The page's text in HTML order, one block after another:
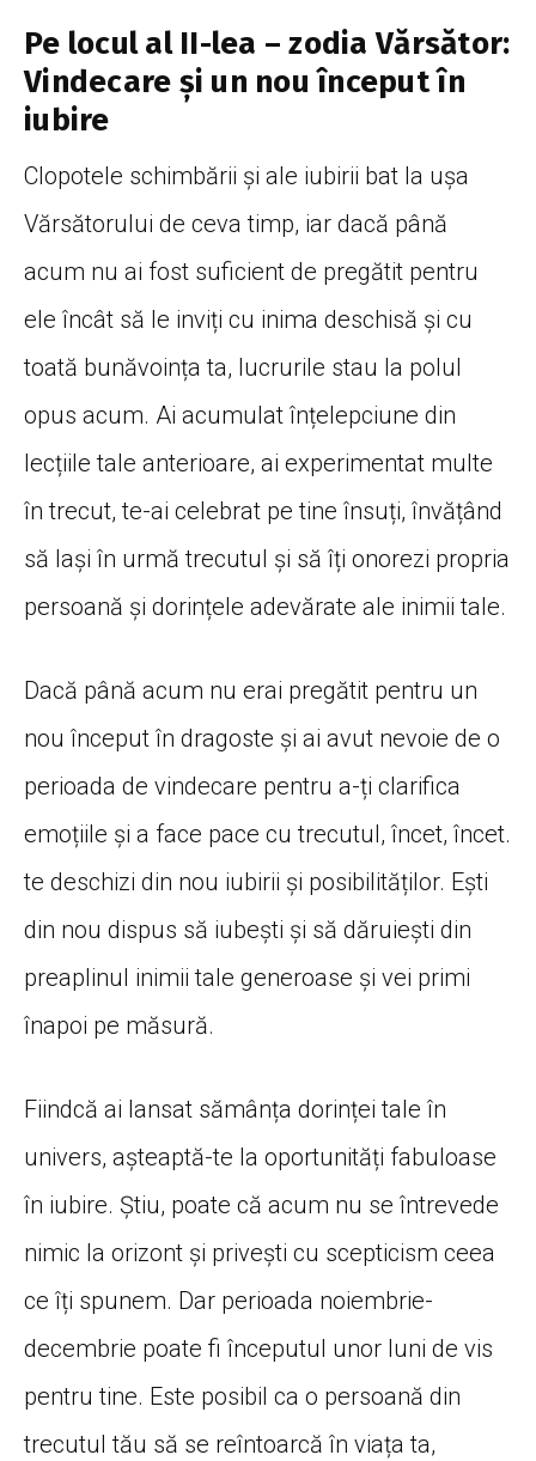
Pe locul al II-lea – zodia Vărsător:
Vindecare și un nou început în
iubire
Clopotele schimbării și ale iubirii bat la ușa
Vărsătorului de ceva timp, iar dacă până
acum nu ai fost suficient de pregătit pentru
ele încât să le inviți cu inima deschisă și cu
toată bunăvoința ta, lucrurile stau la polul
opus acum. Ai acumulat înțelepciune din
lecțiile tale anterioare, ai experimentat multe
în trecut, te-ai celebrat pe tine însuți, învățând
să lași în urmă trecutul și să îți onorezi propria
persoană și dorințele adevărate ale inimii tale.
Dacă până acum nu erai pregătit pentru un
nou început în dragoste și ai avut nevoie de o
perioada de vindecare pentru a-ți clarifica
emoțiile și a face pace cu trecutul, încet, încet.
te deschizi din nou iubirii și posibilităților. Ești
din nou dispus să iubești și să dăruiești din
preaplinul inimii tale generoase și vei primi
înapoi pe măsură.
Fiindcă ai lansat sămânța dorinței tale în
univers, așteaptă-te la oportunități fabuloase
în iubire. Știu, poate că acum nu se întrevede
nimic la orizont și privești cu scepticism ceea
ce îți spunem. Dar perioada noiembrie-
decembrie poate fi începutul unor luni de vis
pentru tine. Este posibil ca o persoană din
trecutul tău să se reîntoarcă în viața ta,